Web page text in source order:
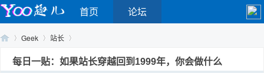
首页 论坛
Geek 站长
每日一贴：如果站长穿越回到1999年，你会做什么